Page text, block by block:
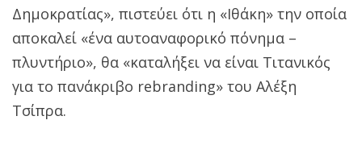
Δημοκρατίας», πιστεύει ότι η «Ιθάκη» την οποία
αποκαλεί «ένα αυτοαναφορικό πόνημα –
πλυντήριο», θα «καταλήξει να είναι Τιτανικός
για το πανάκριβο rebranding» του Αλέξη
Τσίπρα.